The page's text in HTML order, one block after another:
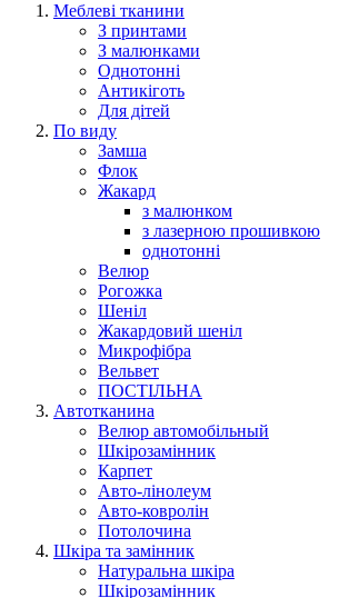
Меблеві тканини
З принтами
З малюнками
Однотонні
Антикіготь
Для дітей
По виду
Замша
Флок
Жакард
з малюнком
з лазерною прошивкою
однотонні
Велюр
Рогожка
Шеніл
Жакардовий шеніл
Микрофібра
Вельвет
ПОСТІЛЬНА
Автотканина
Велюр автомобільный
Шкірозамінник
Карпет
Авто-лінолеум
Авто-ковролін
Потолочина
Шкіра та замінник
Натуральна шкіра
Шкірозамінник